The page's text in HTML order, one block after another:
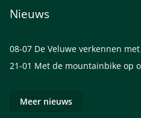
Nieuws
08-07 De Veluwe verkennen
21-01 Met de mountainbike op
Meer nieuws